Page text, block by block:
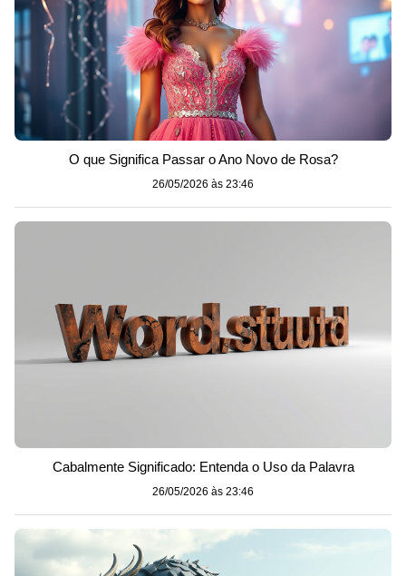
O que Significa Passar o Ano Novo de Rosa?
26/05/2026 às 23:46
Cabalmente Significado: Entenda o Uso da Palavra
26/05/2026 às 23:46